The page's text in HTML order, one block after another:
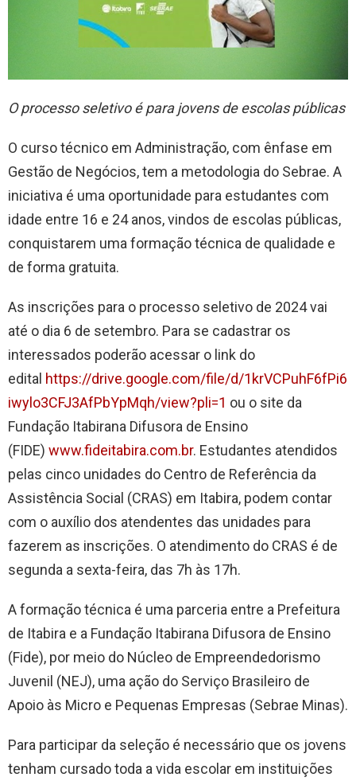
O processo seletivo é para jovens de escolas públicas
O curso técnico em Administração, com ênfase em
Gestão de Negócios, tem a metodologia do Sebrae. A
iniciativa é uma oportunidade para estudantes com
idade entre 16 e 24 anos, vindos de escolas públicas,
conquistarem uma formação técnica de qualidade e
de forma gratuita.
As inscrições para o processo seletivo de 2024 vai
até o dia 6 de setembro. Para se cadastrar os
interessados poderão acessar o link do
edital https://drive.google.com/file/d/1krVCPuhF6fPi6
iwylo3CFJ3AfPbYpMqh/view?pli=1 ou o site da
Fundação Itabirana Difusora de Ensino
(FIDE) www.fideitabira.com.br. Estudantes atendidos
pelas cinco unidades do Centro de Referência da
Assistência Social (CRAS) em Itabira, podem contar
com o auxílio dos atendentes das unidades para
fazerem as inscrições. O atendimento do CRAS é de
segunda a sexta-feira, das 7h às 17h.
A formação técnica é uma parceria entre a Prefeitura
de Itabira e a Fundação Itabirana Difusora de Ensino
(Fide), por meio do Núcleo de Empreendedorismo
Juvenil (NEJ), uma ação do Serviço Brasileiro de
Apoio às Micro e Pequenas Empresas (Sebrae Minas).
Para participar da seleção é necessário que os jovens
tenham cursado toda a vida escolar em instituições